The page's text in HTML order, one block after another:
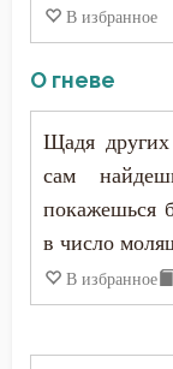
Дети
Дух Святой
Душа
Ерм
Зосима
Иаков
Игнатий
В избранное
О гневе
Щадя
сам
покажешься
в число
В избранное